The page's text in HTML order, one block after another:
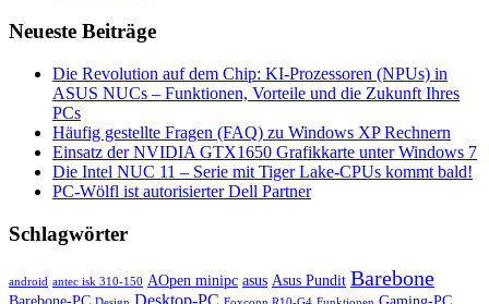
Neueste Beiträge
Die Revolution auf dem Chip: KI-Prozessoren (NPUs) in
ASUS NUCs – Funktionen, Vorteile und die Zukunft Ihres
PCs
Häufig gestellte Fragen (FAQ) zu Windows XP Rechnern
Einsatz der NVIDIA GTX1650 Grafikkarte unter Windows 7
Die Intel NUC 11 – Serie mit Tiger Lake-CPUs kommt bald!
PC-Wölfl ist autorisierter Dell Partner
Schlagwörter
android antec isk 310-150 AOpen minipc asus Asus Pundit Barebone
Desktop-PC